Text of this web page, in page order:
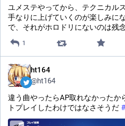
ユメステやってから、テクニカル
手なりに上げていくのが楽しみに
で、それがホロドリにないのは残
1
ht164
@ht164
違う曲やったらAP取れなかったか
トプレイしたわけではなさそうだ #